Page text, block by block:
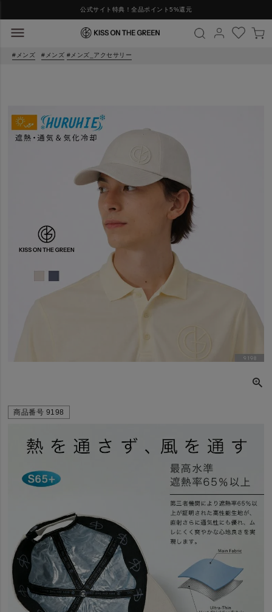
公式サイト特典！全品ポイント5%還元
メンズ メンズ メンズ_アクセサリー
商品番号 9198